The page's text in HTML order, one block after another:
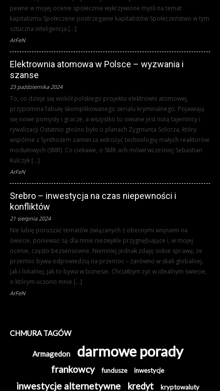
pewne w mojej ocenie społecznie wykrzywione myśli na temat
kapitalizmu Społeczene postrzeganie kapitalistów Społeczeństwo w tym
sztuczna inteligencja […]
ArFeN
Elektrownia atomowa w Polsce – wyzwania i
szanse
23 października 2024
To, co dzieje się wokół polskiego projektu elektrowni atomowej,
przypomina fabułę skomplikowanego serialu kryminalnego. Pojawiają
się nowe pomysły i gracze, a wszystko to owiane jest nutą tajemnicy i
rywalizacji Ostatnio głośno było o planach Zygmunta Solorza, który
wspólnie z Synthosem zamierza wdrożyć technologię małych reaktorów
modułowych (SMR). Co ciekawe, o SMR-ach mówił wcześniej Sebastian
Kulczyk […]
ArFeN
Srebro – inwestycja na czas niepewności i
konfliktów
21 sierpnia 2024
Nie lubię poruszać tematów związanych z obecnymi wojnami na
świecie, ponieważ są dla mnie niezwykle przygnębiające i, w mojej
ocenie, często bezsensowne. Niemniej jednak zdaję sobie sprawę, że
przemoc bywa odpowiedzią na przemoc – zarówno w skali globalnej,
jak i lokalnej, jak to bywa w biznesie. Chciałbym żyć w idealnym świecie,
o którym uczono mnie […]
ArFeN
CHMURA TAGÓW
Armagedon darmowe porady
frankowcy fundusze inwestycje
inwestycje alternetywne kredyt kryptowaluty